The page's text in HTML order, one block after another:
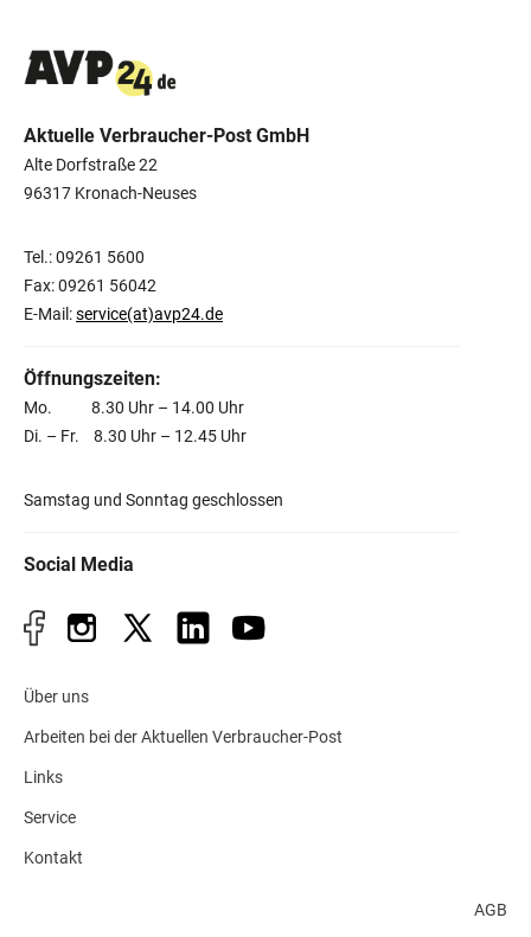
Aktuelle Verbraucher-Post GmbH
Alte Dorfstraße 22
96317 Kronach-Neuses
Tel.: 09261 5600
Fax: 09261 56042
E-Mail:service(at)avp24.de
Öffnungszeiten:
Mo. 8.30 Uhr – 14.00 Uhr
Di. – Fr. 8.30 Uhr – 12.45 Uhr
Samstag und Sonntag geschlossen
Social Media
Über uns
Arbeiten bei der Aktuellen Verbraucher-Post
Links
Service
Kontakt
AGB